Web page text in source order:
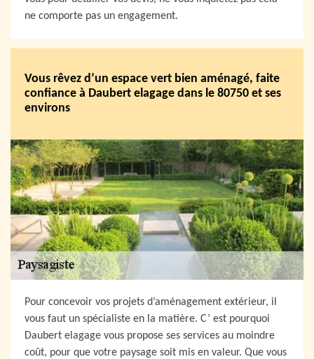
ne comporte pas un engagement.
Vous rêvez d’un espace vert bien aménagé, faite
confiance à Daubert elagage dans le 80750 et ses
environs
Pour concevoir vos projets d’aménagement extérieur, il
vous faut un spécialiste en la matière. C’ est pourquoi
Daubert elagage vous propose ses services au moindre
coût, pour que votre paysage soit mis en valeur. Que vous